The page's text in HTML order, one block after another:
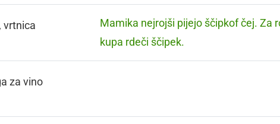
vrtnica
Mamika nejrojši pijejo ščipkof čej. Za
kupa rdeči ščipek.
za vino